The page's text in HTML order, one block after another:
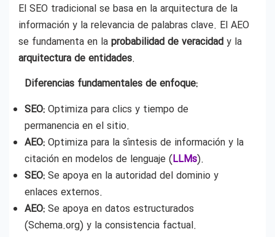
El SEO tradicional se basa en la arquitectura de la
información y la relevancia de palabras clave. El AEO
se fundamenta en la probabilidad de veracidad y la
arquitectura de entidades.
Diferencias fundamentales de enfoque:
SEO: Optimiza para clics y tiempo de
permanencia en el sitio.
AEO: Optimiza para la síntesis de información y la
citación en modelos de lenguaje (LLMs).
SEO: Se apoya en la autoridad del dominio y
enlaces externos.
AEO: Se apoya en datos estructurados
(Schema.org) y la consistencia factual.